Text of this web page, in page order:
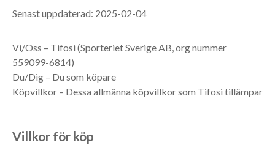
Senast uppdaterad: 2025-02-04
Vi/Oss – Tifosi (Sporteriet Sverige AB, org nummer
559099-6814)
Du/Dig – Du som köpare
Köpvillkor – Dessa allmänna köpvillkor som Tifosi tillämpar
Villkor för köp